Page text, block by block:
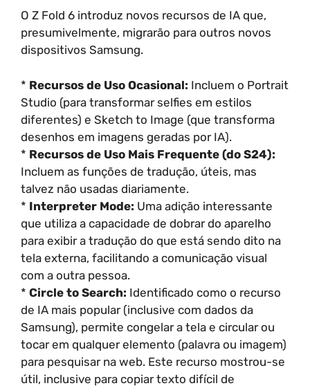
O Z Fold 6 introduz novos recursos de IA que,
presumivelmente, migrarão para outros novos
dispositivos Samsung.
* Recursos de Uso Ocasional: Incluem o Portrait
Studio (para transformar selfies em estilos
diferentes) e Sketch to Image (que transforma
desenhos em imagens geradas por IA).
* Recursos de Uso Mais Frequente (do S24):
Incluem as funções de tradução, úteis, mas
talvez não usadas diariamente.
* Interpreter Mode: Uma adição interessante
que utiliza a capacidade de dobrar do aparelho
para exibir a tradução do que está sendo dito na
tela externa, facilitando a comunicação visual
com a outra pessoa.
* Circle to Search: Identificado como o recurso
de IA mais popular (inclusive com dados da
Samsung), permite congelar a tela e circular ou
tocar em qualquer elemento (palavra ou imagem)
para pesquisar na web. Este recurso mostrou-se
útil, inclusive para copiar texto difícil de